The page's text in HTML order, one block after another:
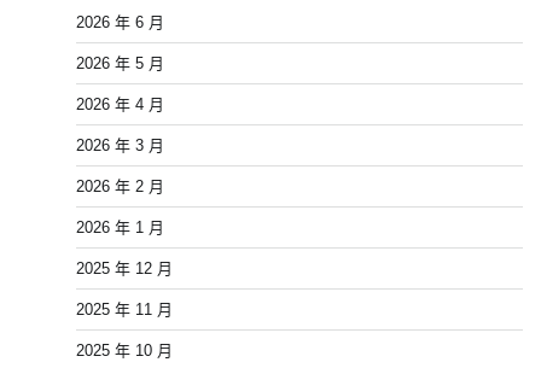
2026 年 6 月
2026 年 5 月
2026 年 4 月
2026 年 3 月
2026 年 2 月
2026 年 1 月
2025 年 12 月
2025 年 11 月
2025 年 10 月